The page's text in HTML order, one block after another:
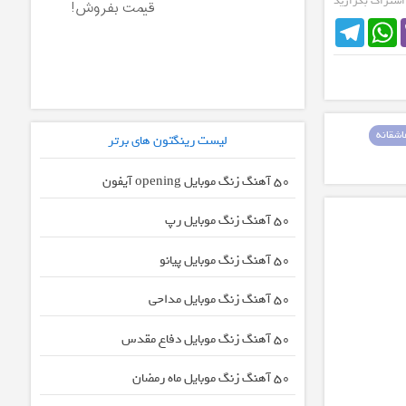
TelegramWhatsApp
قیمت بفروش!
لیست رینگتون های برتر
50 آهنگ زنگ موبایل opening آیفون
50 آهنگ زنگ موبایل رپ
50 آهنگ زنگ موبایل پیانو
50 آهنگ زنگ موبایل مداحی
50 آهنگ زنگ موبایل دفاع مقدس
50 آهنگ زنگ موبایل ماه رمضان